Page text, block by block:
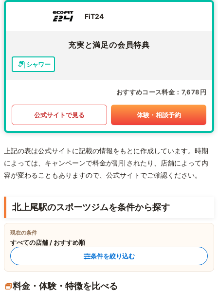
FiT24
充実と満足の会員特典
シャワー
おすすめコース料金 7,678円
公式サイトで見る 体験・相談予約
上記の表は公式サイトに記載の情報をもとに作成しています。時期
によっては、キャンペーンで料金が割引されたり、店舗によって内
容が変わることもありますので、公式サイトでご確認ください。
北上尾駅のスポーツジムを条件から探す
現在の条件
すべての店舗 / おすすめ順
条件を絞り込む
料金・体験・特徴を比べる